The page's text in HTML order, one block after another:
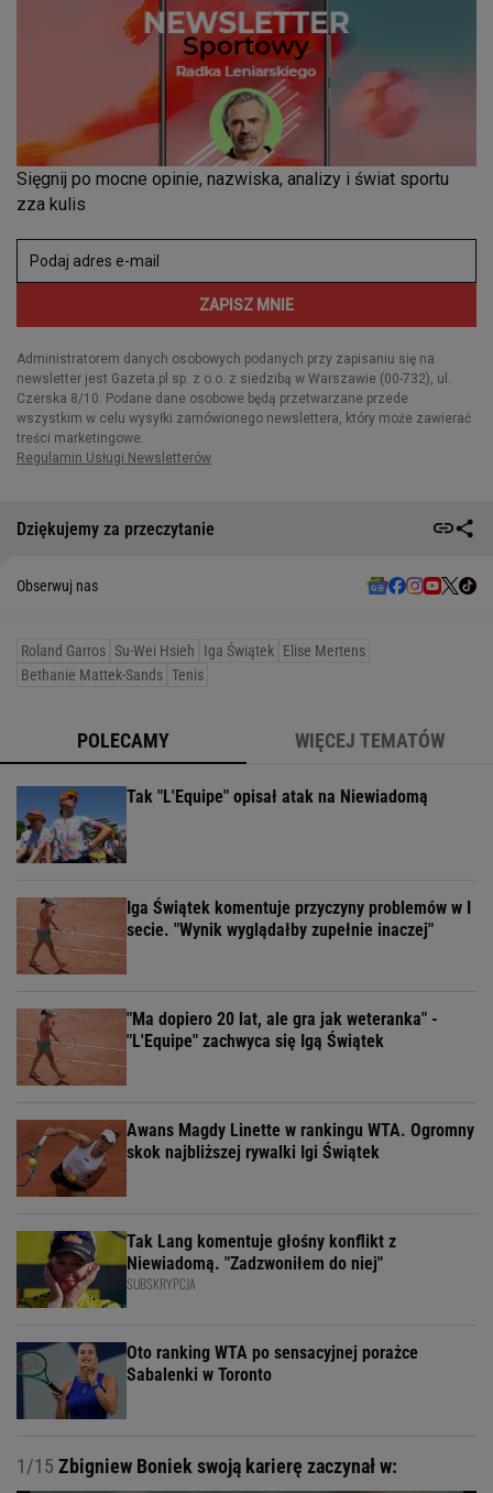
Dziękujemy za przeczytanie
Obserwuj nas
Roland Garros Su-Wei Hsieh Iga Świątek Elise Mertens
Bethanie Mattek-Sands Tenis
POLECAMY WIĘCEJ TEMATÓW
Tak "L'Equipe" opisał atak na Niewiadomą
Iga Świątek komentuje przyczyny problemów w I
secie. "Wynik wyglądałby zupełnie inaczej"
"Ma dopiero 20 lat, ale gra jak weteranka" -
"L'Equipe" zachwyca się Igą Świątek
Awans Magdy Linette w rankingu WTA. Ogromny
skok najbliższej rywalki Igi Świątek
Tak Lang komentuje głośny konflikt z
Niewiadomą. "Zadzwoniłem do niej"
SUBSKRYPCJA
Oto ranking WTA po sensacyjnej porażce
Sabalenki w Toronto
1/15 Zbigniew Boniek swoją karierę zaczynał w: